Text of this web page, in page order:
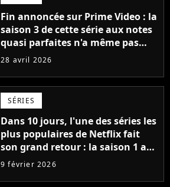
Fin annoncée sur Prime Video : la
saison 3 de cette série aux notes
quasi parfaites n'a même pas
encore été diffusée, mais elle se
28 avril 2026
SÉRIES
Dans 10 jours, l'une des séries les
plus populaires de Netflix fait
son grand retour : la saison 1 a
cumulé plus de 98 millions de
9 février 2026